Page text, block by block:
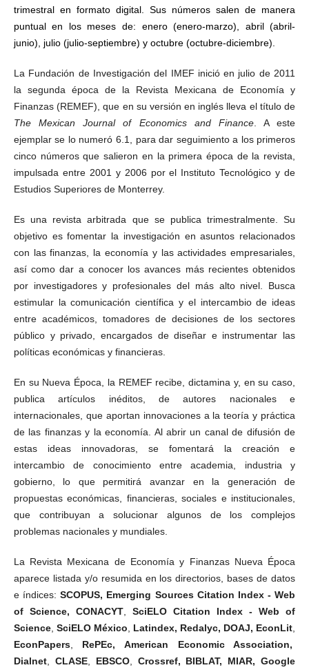
trimestral en formato digital. Sus números salen de manera
puntual en los meses de: enero (enero-marzo), abril (abril-
junio), julio (julio-septiembre) y octubre (octubre-diciembre).
La Fundación de Investigación del IMEF inició en julio de 2011
la segunda época de la Revista Mexicana de Economía y
Finanzas (REMEF), que en su versión en inglés lleva el título de
The
Mexican Journal of Economicsand Finance. A este
ejemplar se lo numeró 6.1, para dar seguimiento a los primeros
cinco números que salieron en la primera época de la revista,
impulsada entre 2001 y 2006 por el Instituto Tecnológico y de
Estudios Superiores de Monterrey.
Es una revista arbitrada que se publica trimestralmente. Su
objetivo es fomentar la investigación en asuntos relacionados
con las finanzas, la economía y las actividades empresariales,
así como dar a conocer los avances más recientes obtenidos
por investigadores y profesionales del más alto nivel. Busca
estimular la comunicación científica y el intercambio de ideas
entre académicos, tomadores de decisiones de los sectores
público y privado, encargados de diseñar e instrumentar las
políticas económicas y financieras.
En su Nueva Época, la REMEF recibe, dictamina y, en su caso,
publica artículos inéditos, de autores nacionales e
internacionales, que aportan innovaciones a la teoría y práctica
de las finanzas y la economía. Al abrir un canal de difusión de
estas ideas innovadoras, se fomentará la creación e
intercambio de conocimiento entre academia, industria y
gobierno, lo que permitirá avanzar en la generación de
propuestas económicas, financieras, sociales e institucionales,
que contribuyan a solucionar algunos de los complejos
problemas nacionales y mundiales.
La Revista Mexicana de Economía y Finanzas Nueva Época
aparece listada y/o resumida en los directorios, bases de datos
e índices:SCOPUS, Emerging Sources Citation Index - Web
of Science, CONACYT, SciELOCitation Index- Webof
Science, SciELO México Latindex, Redalyc, DOAJ, EconLit
EconPapers, RePEc, American Economic Association,
Dialnet, CLASE, EBSCO, Crossref, BIBLAT, MIAR,Google